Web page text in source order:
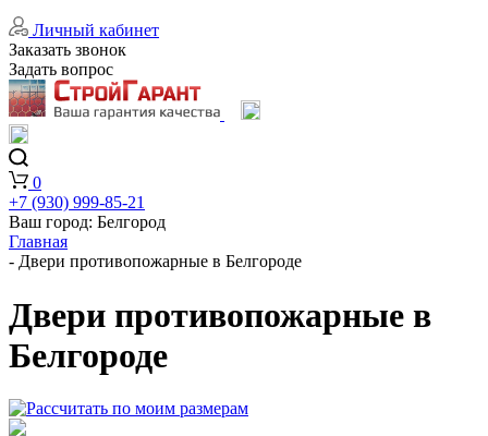
Личный кабинет
Заказать звонок
Задать вопрос
0
+7 (930) 999-85-21
Ваш город: Белгород
Главная
- Двери противопожарные в Белгороде
Двери противопожарные в
Белгороде